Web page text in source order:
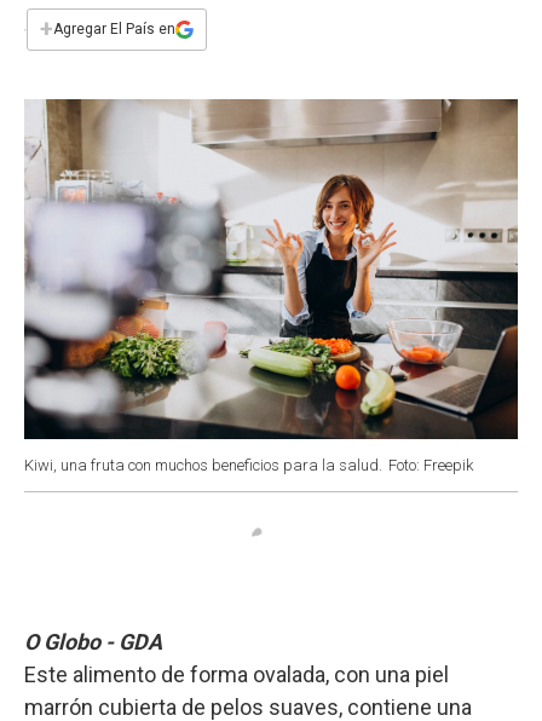
e
b
k
s
p
t
n
i
l
+Agregar El País en
Kiwi, una fruta con muchos beneficios para la salud. Foto: Freepik
O Globo - GDA
Este alimento de forma ovalada, con una piel
marrón cubierta de pelos suaves, contiene una